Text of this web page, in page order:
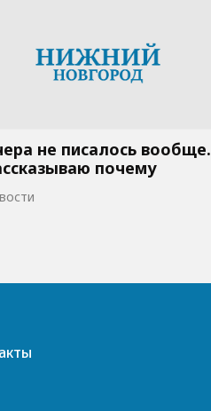
не писалось вообще.
почему